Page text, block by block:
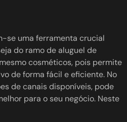
se uma ferramenta crucial
do ramo de aluguel de
cosméticos, pois permite
de forma fácil e eficiente. No
de canais disponíveis, pode
para o seu negócio. Neste